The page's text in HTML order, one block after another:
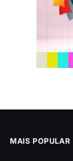
MAIS POPULAR